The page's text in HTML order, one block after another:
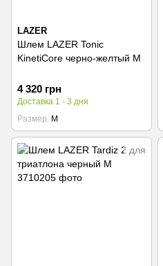
LAZER
Шлем LAZER Tonic
KinetiCore черно-желтый M
4 320 грн
Доставка 1 - 3 дня
Размер
M